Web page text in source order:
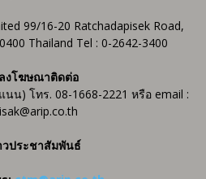
99/16-20 Ratchadapisek Road,
Thailand Tel : 0-2642-3400
งโฆษณาติดต่อ
) โทร. 08-1668-2221 หรือ email :
วประชาสัมพันธ์